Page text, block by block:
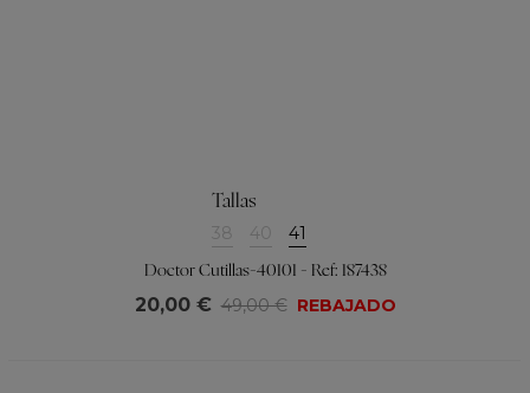
Tallas
38 40 41
Doctor Cutillas-40101 - Ref: 187438
20,00 € 49,00 € REBAJADO